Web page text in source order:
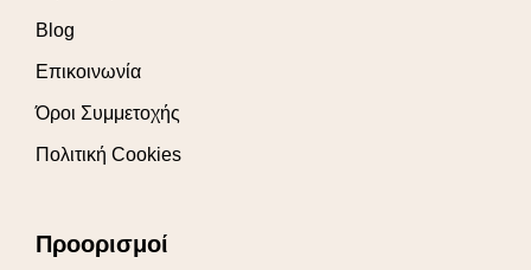
Blog
Επικοινωνία
Όροι Συμμετοχής
Πολιτική Cookies
Προορισμοί